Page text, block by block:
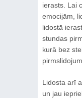
ierasts. Lai
emocijām,
lidostā
stundas
kurā bez
Lidosta arī
un jau